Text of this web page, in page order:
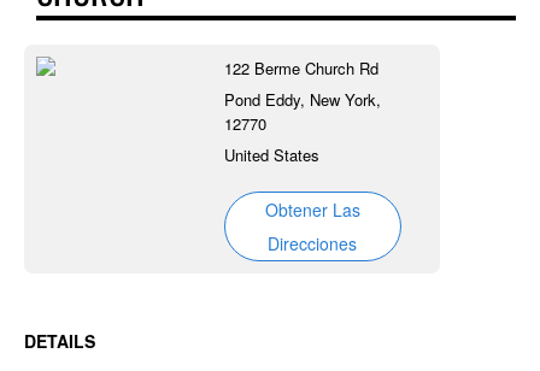
122 Berme Church Rd
Pond Eddy, New York,
12770
United States
Obtener Las
Direcciones
DETAILS